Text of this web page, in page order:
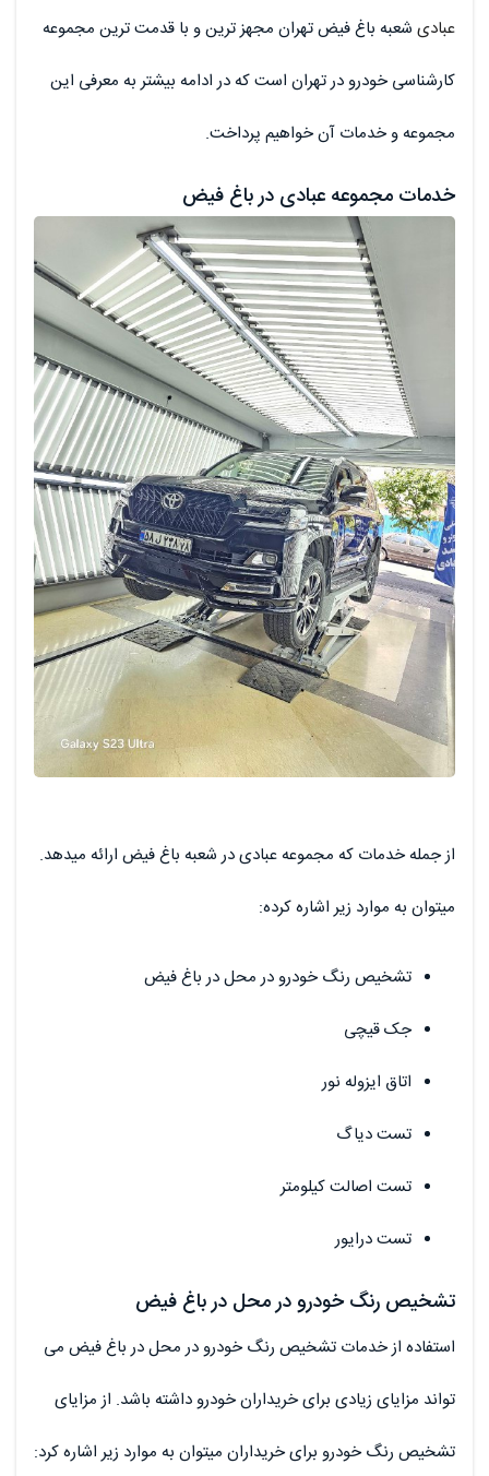
عبادی شعبه باغ فیض تهران مجهز ترین و با قدمت ترین مجموعه
کارشناسی خودرو در تهران است که در ادامه بیشتر به معرفی این
مجموعه و خدمات آن خواهیم پرداخت.
خدمات مجموعه عبادی در باغ فیض
از جمله خدمات که مجموعه عبادی در شعبه باغ فیض ارائه میدهد.
میتوان به موارد زیر اشاره کرده:
تشخیص رنگ خودرو در محل در باغ فیض
جک قیچی
اتاق ایزوله نور
تست دیاگ
تست اصالت کیلومتر
تست درایور
تشخیص رنگ خودرو در محل در باغ فیض
استفاده از خدمات تشخیص رنگ خودرو در محل در باغ فیض می
تواند مزایای زیادی برای خریداران خودرو داشته باشد. از مزایای
تشخیص رنگ خودرو برای خریداران میتوان به موارد زیر اشاره کرد: